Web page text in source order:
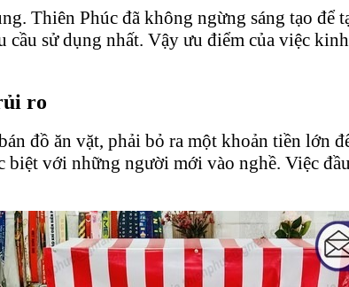
Thiên Phúc đã không ngừng sáng tạo để
sử dụng nhất. Vậy ưu điểm của việc
ro
đồ ăn vặt, phải bỏ ra một khoản tiền lớn
biệt với những người mới vào nghề. Việc